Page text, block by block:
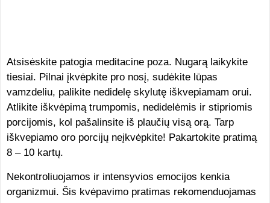
Atsisėskite patogia meditacine poza. Nugarą laikykite
tiesiai. Pilnai įkvėpkite pro nosį, sudėkite lūpas
vamzdeliu, palikite nedidelę skylutę iškvepiamam orui.
Atlikite iškvėpimą trumpomis, nedidelėmis ir stipriomis
porcijomis, kol pašalinsite iš plaučių visą orą. Tarp
iškvepiamo oro porcijų neįkvėpkite! Pakartokite pratimą
8 – 10 kartų.
Nekontroliuojamos ir intensyvios emocijos kenkia
organizmui. Šis kvėpavimo pratimas rekomenduojamas